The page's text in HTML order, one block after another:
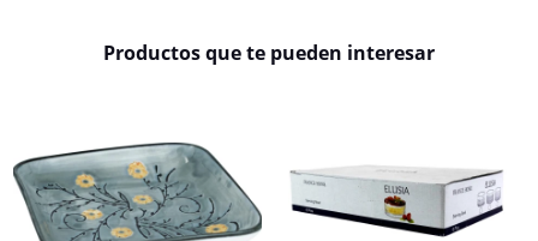
Productos que te pueden interesar